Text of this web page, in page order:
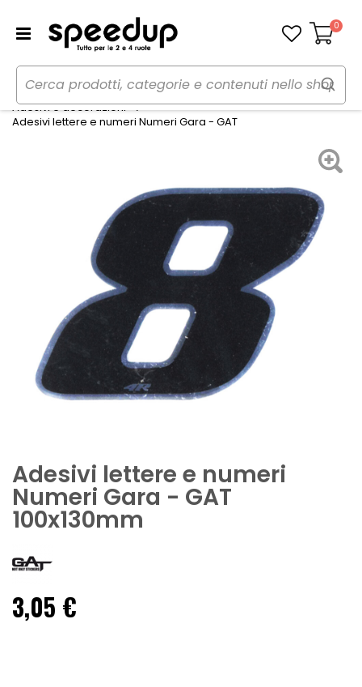
Carrello
0
Home Auto
Tuning esterno e pellicole
Adesivi e decorazioni
Adesivi lettere e numeri Numeri Gara - GAT
Adesivi lettere e numeri
Numeri Gara - GAT
100x130mm
3,05 €